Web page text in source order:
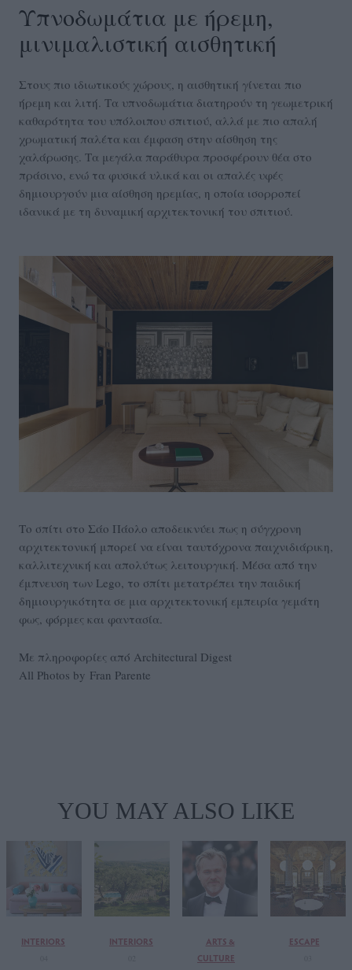
Υπνοδωμάτια με ήρεμη,
μινιμαλιστική αισθητική
Στους πιο ιδιωτικούς χώρους, η αισθητική γίνεται πιο
ήρεμη και λιτή. Τα υπνοδωμάτια διατηρούν τη γεωμετρική
καθαρότητα του υπόλοιπου σπιτιού, αλλά με πιο απαλή
χρωματική παλέτα και έμφαση στην αίσθηση της
χαλάρωσης. Τα μεγάλα παράθυρα προσφέρουν θέα στο
πράσινο, ενώ τα φυσικά υλικά και οι απαλές υφές
δημιουργούν μια αίσθηση ηρεμίας, η οποία ισορροπεί
ιδανικά με τη δυναμική αρχιτεκτονική του σπιτιού.
Το σπίτι στο Σάο Πάολο αποδεικνύει πως η σύγχρονη
αρχιτεκτονική μπορεί να είναι ταυτόχρονα παιχνιδιάρικη,
καλλιτεχνική και απολύτως λειτουργική. Μέσα από την
έμπνευση των Lego, το σπίτι μετατρέπει την παιδική
δημιουργικότητα σε μια αρχιτεκτονική εμπειρία γεμάτη
φως, φόρμες και φαντασία.
Με πληροφορίες από Architectural Digest
All Photos by Fran Parente
YOU MAY ALSO LIKE
INTERIORS INTERIORS
ARTS &
CULTURE
ESCAPE